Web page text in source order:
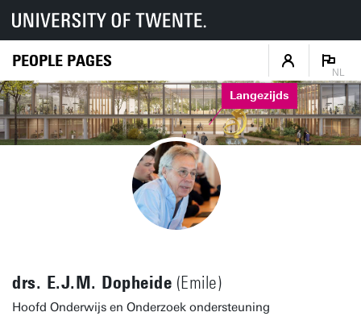
PEOPLE PAGES
NL
Langezijds
drs. E.J.M. Dopheide (Emile)
Hoofd Onderwijs en Onderzoek ondersteuning